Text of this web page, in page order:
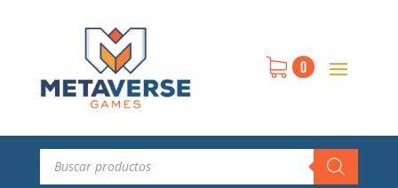
0
Búsqueda
productos